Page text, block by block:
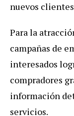
nuevos
Para la
campañas de
interesados
compradores
información
servicios.